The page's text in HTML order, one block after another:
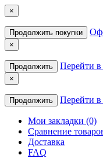
×
Продолжить покупки
×
Продолжить Перейти в
×
Продолжить Перейти в
Мои закладки (0)
Сравнение
Доставка
FAQ